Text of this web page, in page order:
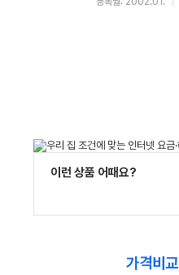
이런 상품 어때요?
가격비교